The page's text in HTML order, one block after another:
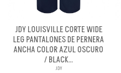
JDY LOUISVILLE CORTE WIDE
LEG PANTALONES DE PERNERA
ANCHA COLOR AZUL OSCURO
/ BLACK...
JDY